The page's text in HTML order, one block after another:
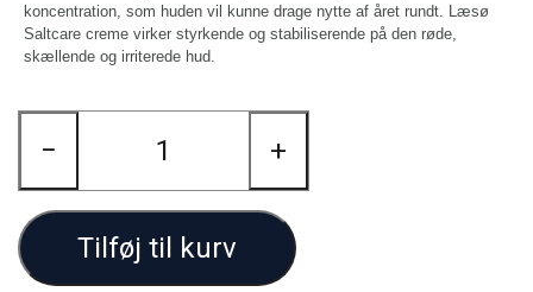
koncentration, som huden vil kunne drage nytte af året rundt. Læsø
Saltcare creme virker styrkende og stabiliserende på den røde,
skællende og irriterede hud.
− +
Tilføj til kurv